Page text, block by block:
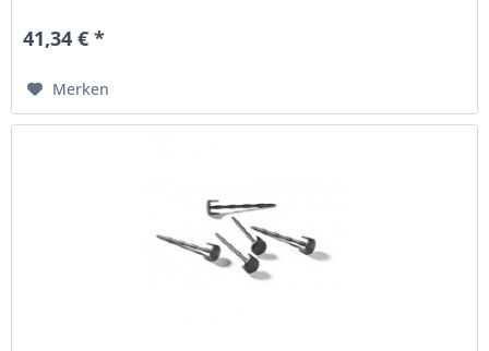
41,34 € *
Merken